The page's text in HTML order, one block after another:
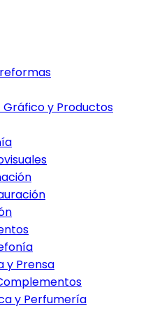
Gráfico y Productos
y Prensa
y Perfumería